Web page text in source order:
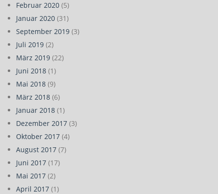
Februar 2020 (5)
Januar 2020 (31)
September 2019 (3)
Juli 2019 (2)
März 2019 (22)
Juni 2018 (1)
Mai 2018 (9)
März 2018 (6)
Januar 2018 (1)
Dezember 2017 (3)
Oktober 2017 (4)
August 2017 (7)
Juni 2017 (17)
Mai 2017 (2)
April 2017 (1)